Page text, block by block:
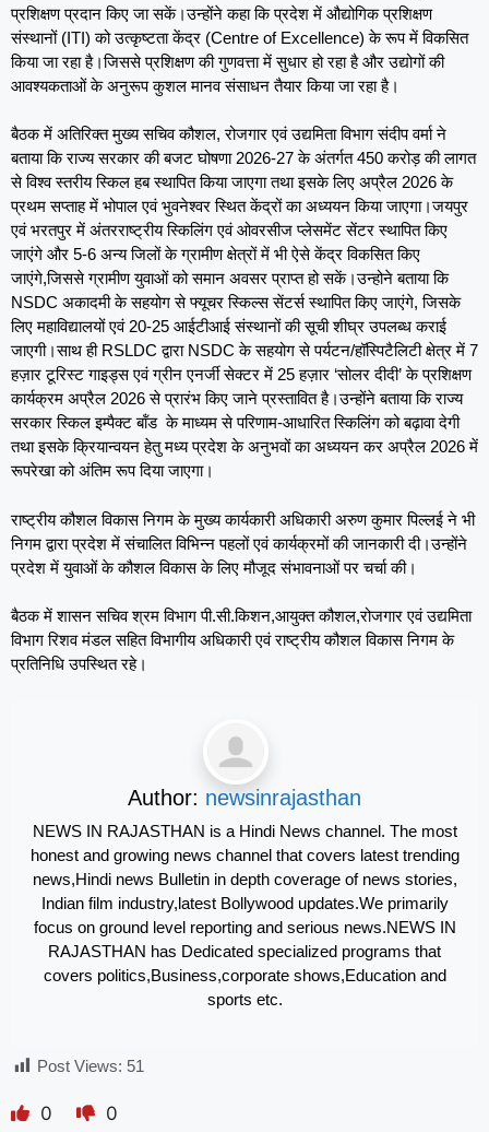
प्रशिक्षण प्रदान किए जा सकें।उन्होंने कहा कि प्रदेश में औद्योगिक प्रशिक्षण
संस्थानों (ITI) को उत्कृष्टता केंद्र (Centre of Excellence) के रूप में विकसित
किया जा रहा है।जिससे प्रशिक्षण की गुणवत्ता में सुधार हो रहा है और उद्योगों की
आवश्यकताओं के अनुरूप कुशल मानव संसाधन तैयार किया जा रहा है।
बैठक में अतिरिक्त मुख्य सचिव कौशल, रोजगार एवं उद्यमिता विभाग संदीप वर्मा ने
बताया कि राज्य सरकार की बजट घोषणा 2026-27 के अंतर्गत 450 करोड़ की लागत
से विश्व स्तरीय स्किल हब स्थापित किया जाएगा तथा इसके लिए अप्रैल 2026 के
प्रथम सप्ताह में भोपाल एवं भुवनेश्वर स्थित केंद्रों का अध्ययन किया जाएगा।जयपुर
एवं भरतपुर में अंतरराष्ट्रीय स्किलिंग एवं ओवरसीज प्लेसमेंट सेंटर स्थापित किए
जाएंगे और 5-6 अन्य जिलों के ग्रामीण क्षेत्रों में भी ऐसे केंद्र विकसित किए
जाएंगे,जिससे ग्रामीण युवाओं को समान अवसर प्राप्त हो सकें।उन्होने बताया कि
NSDC अकादमी के सहयोग से फ्यूचर स्किल्स सेंटर्स स्थापित किए जाएंगे, जिसके
लिए महाविद्यालयों एवं 20-25 आईटीआई संस्थानों की सूची शीघ्र उपलब्ध कराई
जाएगी।साथ ही RSLDC द्वारा NSDC के सहयोग से पर्यटन/हॉस्पिटैलिटी क्षेत्र में 7
हज़ार टूरिस्ट गाइड्स एवं ग्रीन एनर्जी सेक्टर में 25 हज़ार ‘सोलर दीदी’ के प्रशिक्षण
कार्यक्रम अप्रैल 2026 से प्रारंभ किए जाने प्रस्तावित है।उन्होंने बताया कि राज्य
सरकार स्किल इम्पैक्ट बॉंड के माध्यम से परिणाम-आधारित स्किलिंग को बढ़ावा देगी
तथा इसके क्रियान्वयन हेतु मध्य प्रदेश के अनुभवों का अध्ययन कर अप्रैल 2026 में
रूपरेखा को अंतिम रूप दिया जाएगा।
राष्ट्रीय कौशल विकास निगम के मुख्य कार्यकारी अधिकारी अरुण कुमार पिल्लई ने भी
निगम द्वारा प्रदेश में संचालित विभिन्न पहलों एवं कार्यक्रमों की जानकारी दी।उन्होंने
प्रदेश में युवाओं के कौशल विकास के लिए मौजूद संभावनाओं पर चर्चा की।
बैठक में शासन सचिव श्रम विभाग पी.सी.किशन,आयुक्त कौशल,रोजगार एवं उद्यमिता
विभाग रिशव मंडल सहित विभागीय अधिकारी एवं राष्ट्रीय कौशल विकास निगम के
प्रतिनिधि उपस्थित रहे।
Author: newsinrajasthan
NEWS IN RAJASTHAN is a Hindi News channel. The most
honest and growing news channel that covers latest trending
news,Hindi news Bulletin in depth coverage of news stories,
Indian film industry,latest Bollywood updates.We primarily
focus on ground level reporting and serious news.NEWS IN
RAJASTHAN has Dedicated specialized programs that
covers politics,Business,corporate shows,Education and
sports etc.
Post Views: 51
0 0